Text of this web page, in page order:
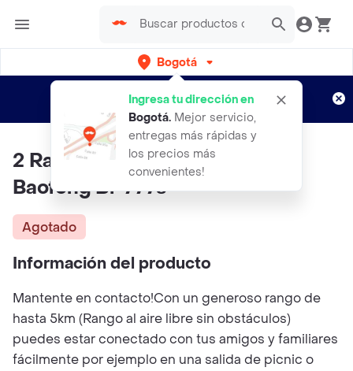
Bogotá
Ingresa tu dirección en
Bogotá. Mejor servicio,
entregas más rápidas y
los precios más
convenientes!
envíos gratis por semanas
Aplican TyC
2 Radios De Comunicación
Baofeng Bf-777s
Agotado
Información del producto
Mantente en contacto!Con un generoso rango de
hasta 5km (Rango al aire libre sin obstáculos)
puedes estar conectado con tus amigos y familiares
fácilmente por ejemplo en una salida de picnic o